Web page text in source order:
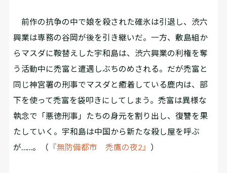
前作の抗争の中で娘を殺された碓氷は引退し、渋六
興業は専務の谷岡が後を引き継いだ。一方、敷島組か
らマスダに鞍替えした宇和島は、渋六興業の利権を奪
う活動中に禿富と遭遇しぶちのめされる。だが禿富と
同じ神宮署の刑事でマスダと癒着している鹿内は、部
下を使って禿富を袋叩きにしてしまう。禿富は異様な
執念で「悪徳刑事」たちの身元を割り出し、復讐を果
たしていく。宇和島は中国から新たな殺し屋を呼ぶ
が……。（ 『無防備都市 禿鷹の夜2』 ）